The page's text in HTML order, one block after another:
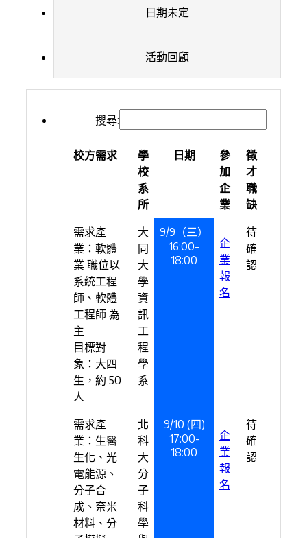
日期未定
活動回顧
搜尋:
校方需求
學
校
系
所
日期
參
加
企
業
徵
才
職
缺
需求產
業：軟體
業 職位以
系統工程
師、軟體
工程師 為
主
目標對
象：大四
生，約 50
人
大
同
大
學
資
訊
工
程
學
系
9/9（三）
16:00–
18:00
企
業
報
名
待
確
認
需求產
業：生醫
生化、光
電能源、
分子合
成、奈米
材料、分
北
科
大
分
子
科
學
9/10 (四)
17:00-
18:00
企
業
報
名
待
確
認